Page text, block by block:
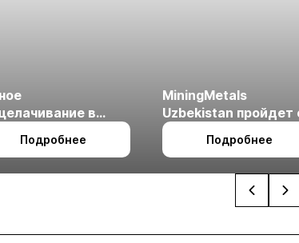
в
климате
Подробнее
MiningMetals
Uzbekistan пройдет
27 по 29 октября в г.
Ташкент
Подробнее